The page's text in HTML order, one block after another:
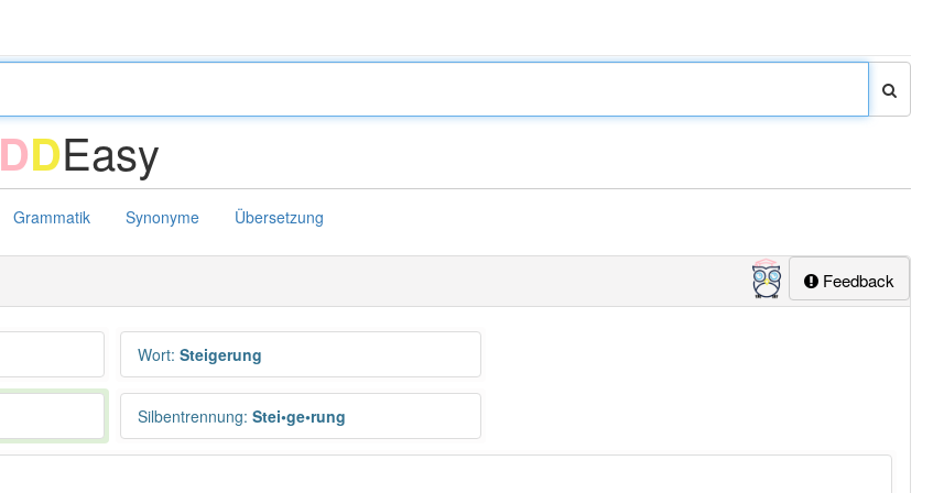
DDEasy
Grammatik Synonyme Übersetzung
Feedback
Wort: Steigerung
Silbentrennung: Stei•ge•rung